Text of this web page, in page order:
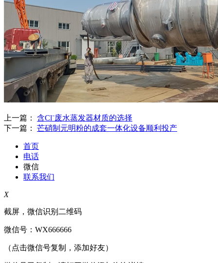
上一篇： 含Cl⁻废水蒸发器材质的选择
下一篇： 芒硝制元明粉的成套一体化设备顺利投产
首页
电话
微信
联系我们
X
截屏，微信识别二维码
微信号： WX666666
（点击微信号复制，添加好友）